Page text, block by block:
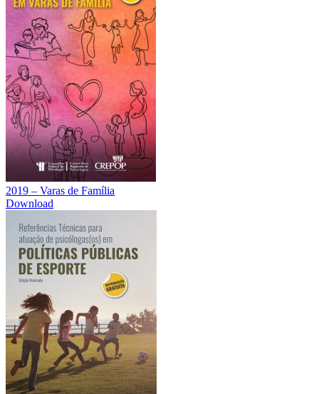
2019 – Varas de Família
Download